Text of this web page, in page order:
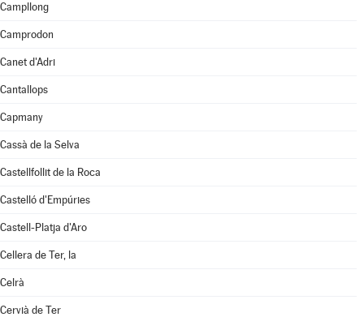
Campllong
Camprodon
Canet d'Adri
Cantallops
Capmany
Cassà de la Selva
Castellfollit de la Roca
Castelló d'Empúries
Castell-Platja d'Aro
Cellera de Ter, la
Celrà
Cervià de Ter